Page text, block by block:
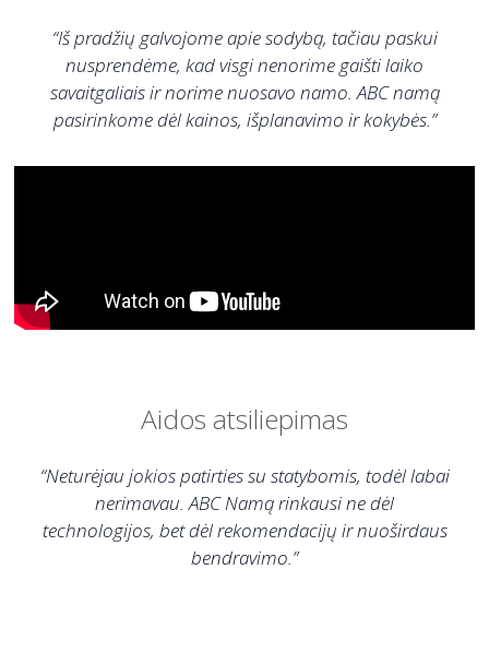
“Iš pradžių galvojome apie sodybą, tačiau paskui
nusprendėme, kad visgi nenorime gaišti laiko
savaitgaliais ir norime nuosavo namo. ABC namą
pasirinkome dėl kainos, išplanavimo ir kokybės.”
Aidos atsiliepimas
“Neturėjau jokios patirties su statybomis, todėl labai
nerimavau. ABC Namą rinkausi ne dėl
technologijos, bet dėl rekomendacijų ir nuoširdaus
bendravimo.”